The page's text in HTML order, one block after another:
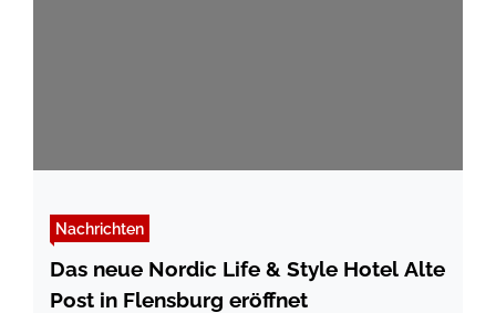
Nachrichten
Das neue Nordic Life & Style Hotel Alte
Post in Flensburg eröffnet